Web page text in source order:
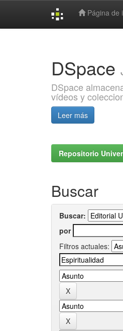
Página de
DSpace
DSpace
vídeos y
Leer más
Repositorio
Buscar
Buscar:
por
Filtros actuales: